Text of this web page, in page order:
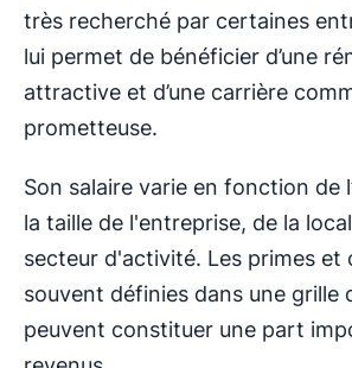
très recherché par certaines
lui permet de bénéficier d’une
attractive et d’une carrière
prometteuse.
Son salaire varie en fonction de
la taille de l'entreprise, de la
secteur d'activité. Les primes et
souvent définies dans une grille
peuvent constituer une part